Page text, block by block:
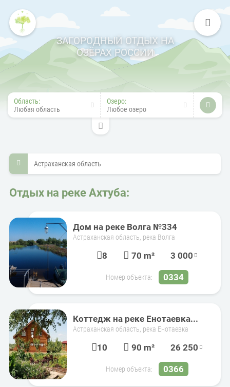
ЗАГОРОДНЫЙ ОТДЫХ НА
ОЗЁРАХ РОССИИ
Область:
Любая область
Озеро:
Любое озеро
Астраханская область
Отдых на реке Ахтуба:
Дом на реке Волга №334
Астраханская область, река Волга
8 70 m² 3 000
Номер объекта: 0334
Коттедж на реке Енотаевка...
Астраханская область, река Енотаевка
10 90 m² 26 250
Номер объекта: 0366